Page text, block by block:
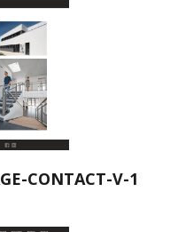
CONTACT-V-1